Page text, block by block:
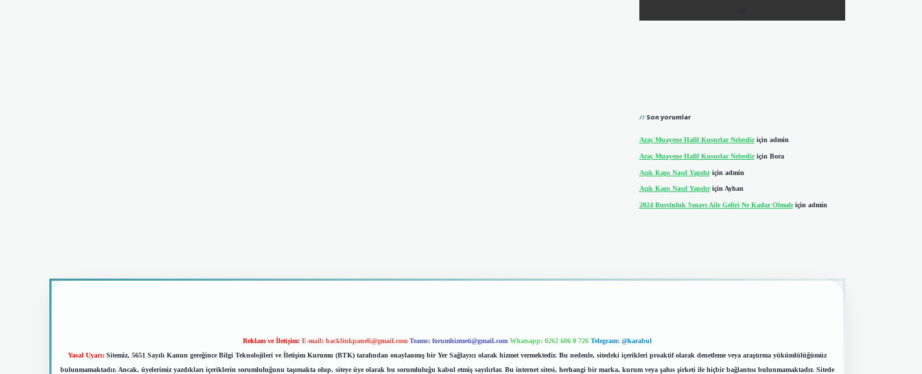
Son yorumlar
Araç Muayene Hafif Kusurlar Nelerdiriçin admin
Araç Muayene Hafif Kusurlar Nelerdiriçin Bora
Açık Kapı Nasıl Yapılıriçin admin
Açık Kapı Nasıl Yapılıriçin Ayhan
2024 Bursluluk Sınavı Aile Geliri Ne Kadar Olmalıiçin admin
Reklam ve İletişim: E-mail: backlinkpaneli@gmail.com Teams: forumhizmeti@gmail.com Whatsapp: 0262 606 0 726 Telegram: @karabul
Yasal Uyarı: Sitemiz, 5651 Sayılı Kanun gereğince Bilgi Teknolojileri ve İletişim Kurumu (BTK) tarafından onaylanmış bir Yer Sağlayıcı olarak hizmet vermektedir. Bu nedenle, sitedeki içerikleri proaktif olarak denetleme veya araştırma yükümlülüğümüz
bulunmamaktadır. Ancak, üyelerimiz yazdıkları içeriklerin sorumluluğunu taşımakta olup, siteye üye olarak bu sorumluluğu kabul etmiş sayılırlar. Bu internet sitesi, herhangi bir marka, kurum veya şahıs şirketi ile hiçbir bağlantısı bulunmamaktadır. Sitede